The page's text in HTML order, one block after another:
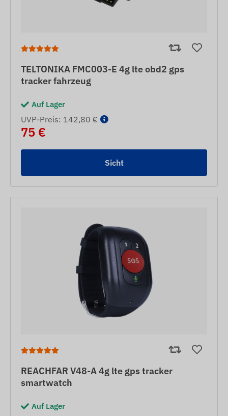
TELTONIKA FMC003-E 4g lte obd2 gps
tracker fahrzeug
Auf Lager
UVP-Preis: 142,80 €
75 €
Sicht
REACHFAR V48-A 4g lte gps tracker
smartwatch
Auf Lager